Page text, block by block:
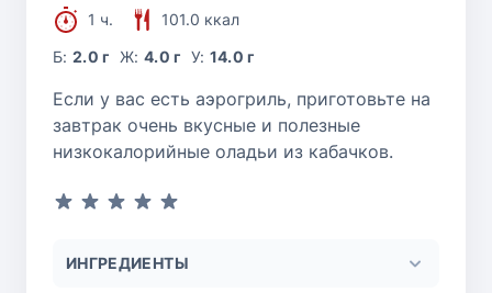
1 ч.
101.0 ккал
Б:2.0 г Ж: 4.0 г У: 14.0 г
Если у вас есть аэрогриль, приготовьте на
завтрак очень вкусные и полезные
низкокалорийные оладьи из кабачков.
ИНГРЕДИЕНТЫ